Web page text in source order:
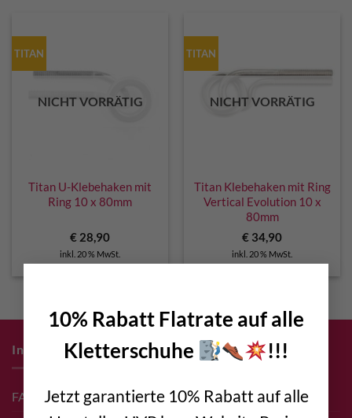
10% Rabatt Flatrate auf alle
Kletterschuhe
!!!
Jetzt garantierte 10% Rabatt auf alle
TITAN
NICHT VORRÄTIG
Titan U-Klebehaken mit
Ring 10 x 80mm
€ 28,90
inkl. 20 % MwSt.
TITAN
NICHT VORRÄTIG
Titan Klebehaken mit Ring
Vertical Evolution 10 x
80mm
€ 34,90
inkl. 20 % MwSt.
Infos zum Einkauf
FAQ